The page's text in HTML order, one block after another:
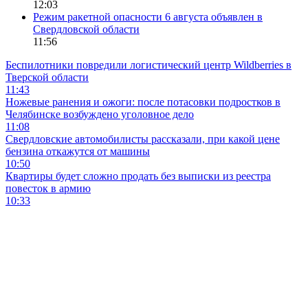
12:03
Режим ракетной опасности 6 августа объявлен в
Свердловской области
11:56
Беспилотники повредили логистический центр Wildberries в
Тверской области
11:43
Ножевые ранения и ожоги: после потасовки подростков в
Челябинске возбуждено уголовное дело
11:08
Свердловские автомобилисты рассказали, при какой цене
бензина откажутся от машины
10:50
Квартиры будет сложно продать без выписки из реестра
повесток в армию
10:33